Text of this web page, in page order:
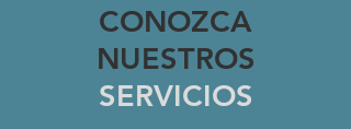
CONOZCA
NUESTROS
SERVICIOS